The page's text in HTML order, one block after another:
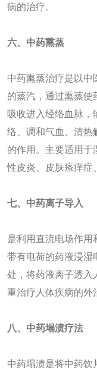
病的治疗。‌
六、中药熏蒸
中药熏蒸治疗是以中
的蒸汽，通过熏蒸
吸收进入经络血脉，
络、调和气血、清热
的作用。主要适用
性皮炎、皮肤瘙痒症
七、 中药离子导入
是利用直流电场作用
带有电荷的药液浸湿
处，将药液离子透入
重治疗人体疾病的外
八、 中药塌渍疗法
中药塌渍是将中药饮